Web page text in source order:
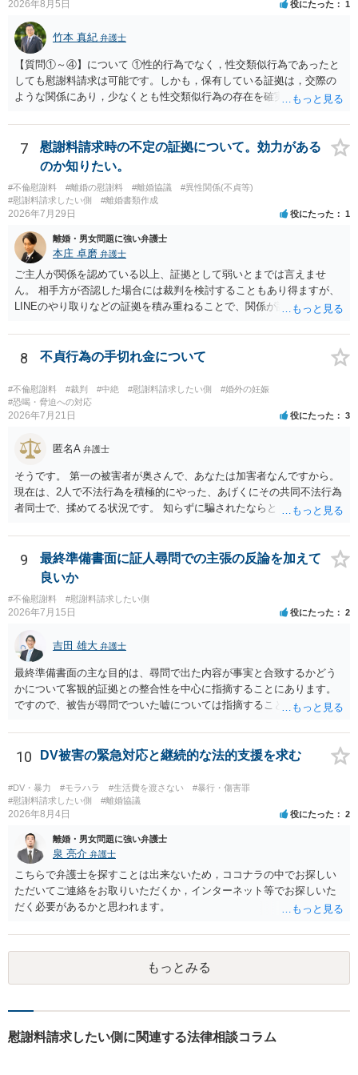
う。
2026年8月5日 役にたった 1
竹本 真紀 弁護士
【質問①～④】について ①性的行為でなく，性交類似行為であったと
しても慰謝料請求は可能です。しかも，保有している証拠は，交際の
ような関係にあり，少なくとも性交類似行為の存在を確実に証明でき
ことを窺わせるものです。）。ですから，慰謝料請求を進めることで
よいと思います。 ただ．慰謝料額については，婚姻破綻に至っていな
いとして，この点を考慮されることになるかもしれません。 ②夫との
今後のことを考えて書いてもらうか否かを検討するのがよいと思いま
す。今ある証拠以上のことを証明（証明力を強めることも含む）でき
るのであれば，前向きに検討を進めるという考え方でもよいでしょ
値と夫との関係との均衡のように思います。 ③行政書士に委任をして
いるのであれば，どのような内容の委任なのか不明ですが，その行政
書士との協議になると思います。請求するか，訴訟にするか，その点
の見極めや，相手方は性交類似行為は認めているのか，それさえも否
定しているのかによって，考え方・進め方は変わってくると思いま
あれば，本人（行政書士でも同じだと思います。）への対応ではあま
り変わらないように思います。減額で折り合えるなら本人様の交渉で
もよいように思いますが，ゼロかどうかの観点であれば，訴訟に進む
しかなくなるようにも思います。そうしますと，お近くの弁護士に相
談して進めることを検討した方がよいようにも思います。
7
慰謝料請求時の不定の証拠について。効力がある
のか知りたい。
#不倫慰謝料 #離婚の慰謝料 #離婚協議
#異性関係(不貞等)
#慰謝料請求したい側
#離婚書類作成
2026年7月29日 役にたった 1
離婚・男女問題に強い弁護士
本庄 卓磨 弁護士
ご主人が関係を認めている以上、証拠として弱いとまでは言えませ
ん。 相手方が否認した場合には裁判を検討することもあり得ますが、
LINEのやり取りなどの証拠を積み重ねることで、関係が認定される余
個別の事情によりますので、お早めに弁護士に相談されることをおす
すめします。
8 不貞行為の手切れ金について
#不倫慰謝料 #裁判 #中絶 #慰謝料請求したい側
#婚外の妊娠
#恐喝・脅迫への対応
2026年7月21日 役にたった 3
匿名A 弁護士
そうです。 第一の被害者が奥さんで、あなたは加害者なんですから。
現在は、2人で不法行為を積極的にやった、あげくにその共同不法行為
者同士で、揉めてる状況です。 知らずに騙されたならともか
というだけですから。
9
最終準備書面に証人尋問での主張の反論を加えて
良いか
#不倫慰謝料 #慰謝料請求したい側
2026年7月15日 役にたった 2
吉田 雄大 弁護士
最終準備書面の主な目的は、尋問で出た内容が事実と合致するかどう
かについて客観的証拠との整合性を中心に指摘することにあります。
ですので、被告が尋問でついた嘘については指摘することが大切で
事実でないとの指摘をすることも必要です。 これらの点について最終
準備書面で的確な指摘ができれば裁判所の理解も深まると思います
が、和解のときに裁判所から開示された金額からさらに判決金額が増
えるかどうかは、裁判官の個性に依る点が大きいので、何ともいえま
せん。
10 DV被害の緊急対応と継続的な法的支援を求む
#DV・暴力 #モラハラ #生活費を渡さない
#暴行・傷害罪
#慰謝料請求したい側
#離婚協議
2026年8月4日 役にたった 2
離婚・男女問題に強い弁護士
泉 亮介 弁護士
こちらで弁護士を探すことは出来ないため，ココナラの中でお探しい
ただいてご連絡をお取りいただくか，インターネット等でお探しいた
だく必要があるかと思われます。
もっとみる
慰謝料請求したい側に関連する法律相談コラム